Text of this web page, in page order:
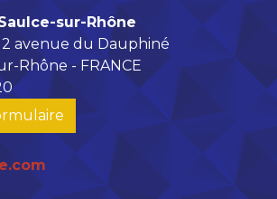
sur-Rhône
avenue du Dauphiné
Rhône - FRANCE